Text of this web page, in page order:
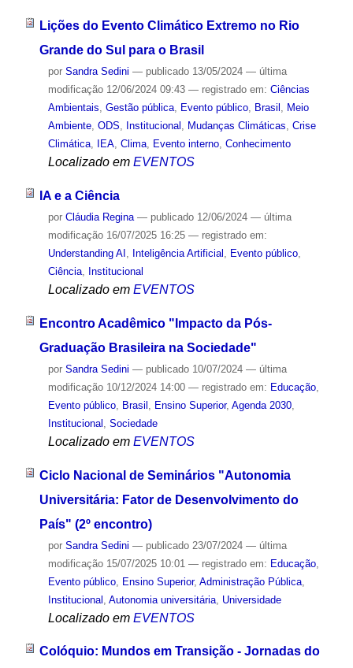
Lições do Evento Climático Extremo no Rio
Grande do Sul para o Brasil
por Sandra Sedini — publicado13/05/2024 — última
modificação12/06/2024 09:43 — registrado em: Ciências
Ambientais, Gestão pública, Evento público, Brasil , Meio
Ambiente, ODS, Institucional , Mudanças Climáticas, Crise
Climática, IEA, Clima, Evento interno, Conhecimento
Localizado em EVENTOS
IA e a Ciência
por Cláudia Regina — publicado12/06/2024 — última
modificação16/07/2025 16:25 — registrado em:
Understanding AI , Inteligência Artificial , Evento público,
Ciência, Institucional
Localizado em EVENTOS
Encontro Acadêmico "Impacto da Pós-
Graduação Brasileira na Sociedade"
por Sandra Sedini — publicado10/07/2024 — última
modificação10/12/2024 14:00 — registrado em: Educação,
Evento público, Brasil Ensino Superior, Agenda 2030,
Institucional
Sociedade
Localizado em EVENTOS
Ciclo Nacional de Seminários "Autonomia
Universitária: Fator de Desenvolvimento do
País" (2º encontro)
por Sandra Sedini — publicado23/07/2024 — última
modificação15/07/2025 10:01 — registrado em: Educação,
Evento público, Ensino Superior, Administração Pública,
Institucional Autonomia universitária, Universidade
Localizado em EVENTOS
Colóquio: Mundos em Transição - Jornadas do